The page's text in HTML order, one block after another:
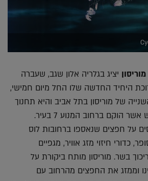
יציג בגלריה אלון שגב, שעברה
היחיד החדשה שלו החל מיום חמישי,
של מוריסון בתל אביב והיא תחנוך
את חלל הגלריה החדש אשר הוקם ברחוב המנוע 7 בעיר.
על חפצים שנאספו ברחובות לוס
כדורי חיזוי מזג אוויר, מגפיים
בשר. מוריסון מותח ביקורת על
וממזג את החפצים מהרחוב עם